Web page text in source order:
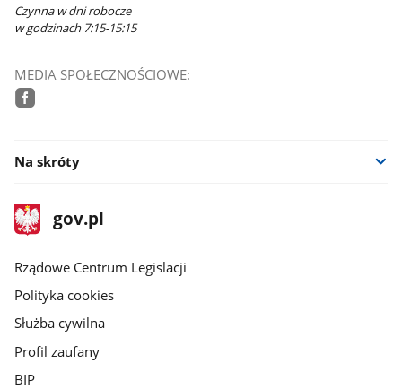
Czynna w dni robocze
w godzinach 7:15-15:15
MEDIA SPOŁECZNOŚCIOWE:
Na skróty
stopka
gov.plStrona
gov.pl
Rządowe Centrum Legislacji
Polityka cookies
Służba cywilna
Profil zaufany
BIP